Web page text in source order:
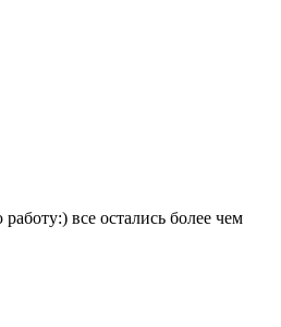
все остались более чем